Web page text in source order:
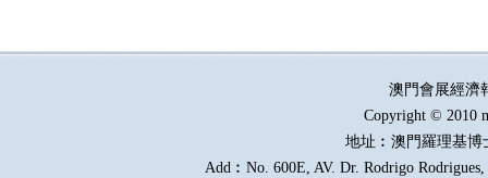
澳門會展經
Copyright © 2010
地址︰澳門羅理基博
Add︰No. 600E, AV. Dr. Rodrigo